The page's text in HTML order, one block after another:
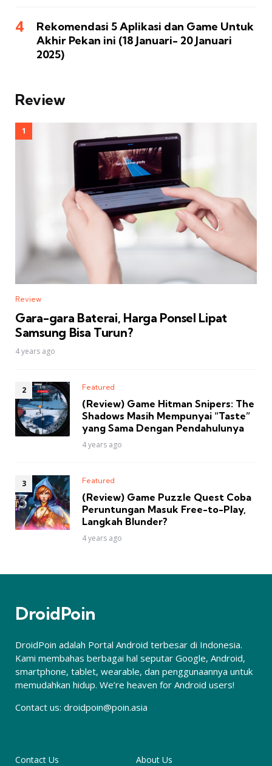
Rekomendasi 5 Aplikasi dan Game Untuk
Akhir Pekan ini (18 Januari- 20 Januari
2025)
Review
Review
Gara-gara Baterai, Harga Ponsel Lipat
Samsung Bisa Turun?
4 years ago
Featured
(Review) Game Hitman Snipers: The
Shadows Masih Mempunyai “Taste”
yang Sama Dengan Pendahulunya
4 years ago
Featured
(Review) Game Puzzle Quest Coba
Peruntungan Masuk Free-to-Play,
Langkah Blunder?
4 years ago
DroidPoin
DroidPoin adalah Portal Android terbesar di Indonesia.
Kami membahas berbagai hal seputar Google, Android,
smartphone, tablet, wearable, dan penggunaannya untuk
memudahkan hidup. We’re heaven for Android users!
Contact us: droidpoin@poin.asia
Contact Us About Us